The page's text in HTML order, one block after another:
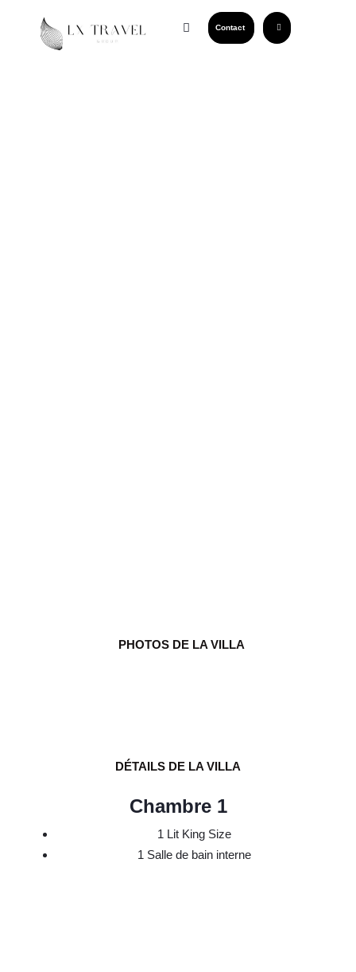
Contact
PHOTOS DE LA VILLA
DÉTAILS DE LA VILLA
Chambre 1
1 Lit King Size
1 Salle de bain interne